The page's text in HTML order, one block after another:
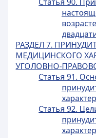
РАЗДЕЛ 7.
МЕДИЦИНСКОГО
УГОЛОВНО-
Статья 91.
Статья 92.